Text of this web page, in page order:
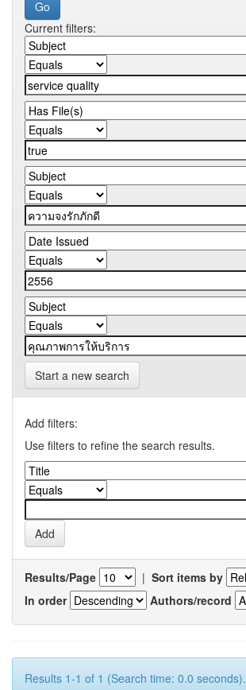
Current filters:
Start a new search
Add filters:
Use filters to refine the search results.
Results/Page | Sort items by
In order
Authors/record
Results 1-1 of 1 (Search time: 0.0 seconds).